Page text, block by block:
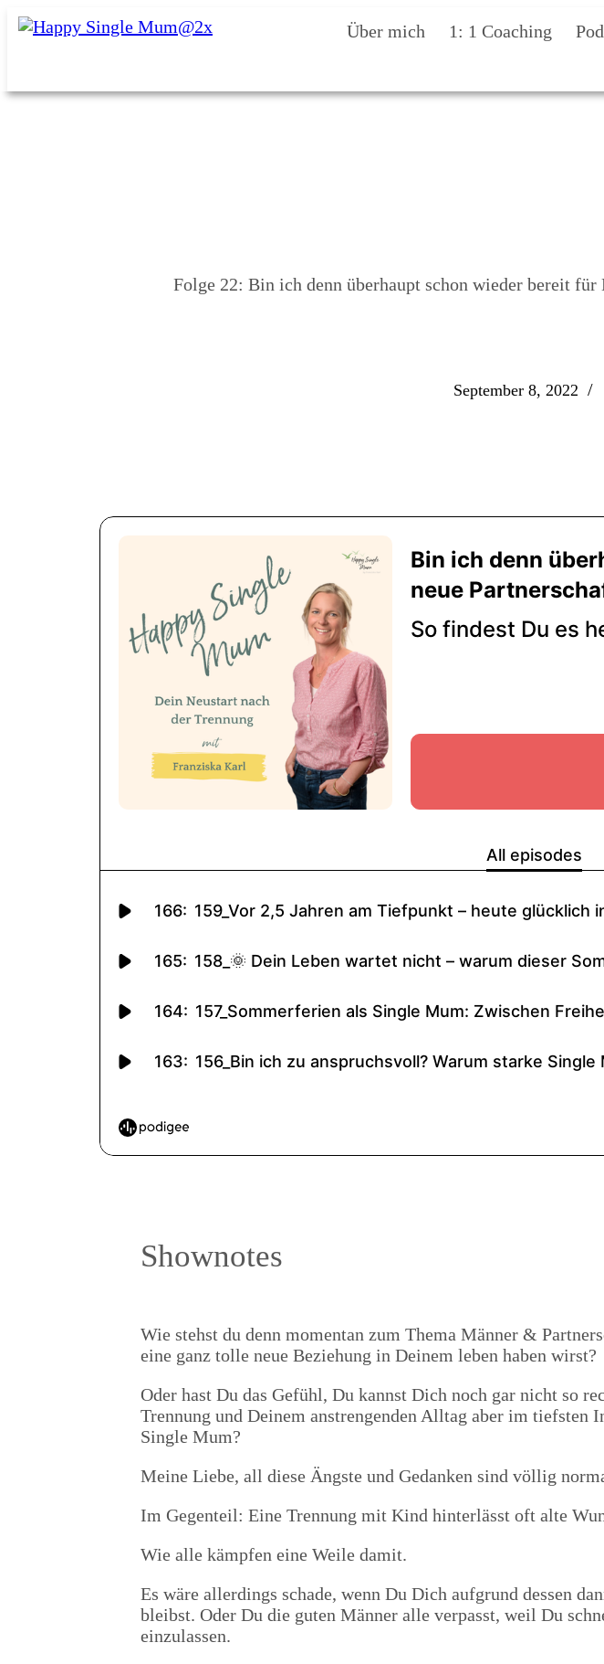
Über mich 1: 1 Coaching
Folge 22: Bin ich denn überhaupt schon wieder bereit
September 8, 2022 /
Shownotes
Wie stehst du denn momentan zum Thema Männer &
eine ganz tolle neue Beziehung in Deinem leben haben wirst?
Oder hast Du das Gefühl, Du kannst Dich noch gar nicht so
Trennung und Deinem anstrengenden Alltag aber im tiefsten
Single Mum?
Meine Liebe, all diese Ängste und Gedanken sind völlig
Im Gegenteil: Eine Trennung mit Kind hinterlässt oft alte
Wie alle kämpfen eine Weile damit.
Es wäre allerdings schade, wenn Du Dich aufgrund dessen
bleibst. Oder Du die guten Männer alle verpasst, weil Du
einzulassen.